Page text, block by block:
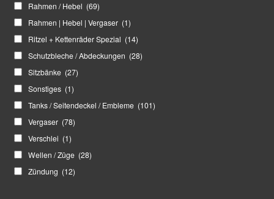
Rahmen / Hebel (69)
Rahmen | Hebel | Vergaser (1)
Ritzel + Kettenräder Spezial (14)
Schutzbleche / Abdeckungen (28)
Sitzbänke (27)
Sonstiges (1)
Tanks / Seitendeckel / Embleme (101)
Vergaser (78)
Verschlei (1)
Wellen / Züge (28)
Zündung (12)